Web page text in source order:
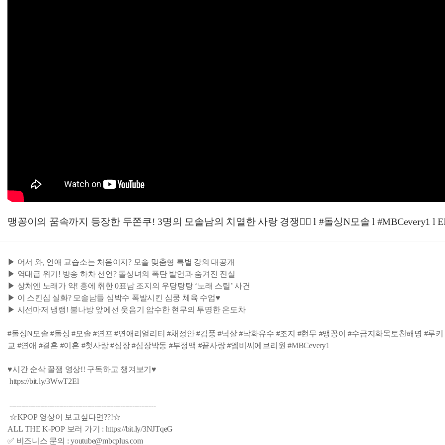
맹꽁이의 꿈속까지 등장한 두쫀쿠! 3명의 모솔남의 치열한 사랑 경쟁❤️‍🔥 l #돌싱N모솔 l #MBCevery1 l
▶ 어서 와, 연애 교습소는 처음이지? 모솔 맞춤형 특별 강의 대공개
▶ 역대급 위기! 방송 하차 선언? 돌싱녀의 폭탄 발언과 숨겨진 진실
▶ 상처엔 노래가 약! 흥에 취한 0표남 조지의 우당탕탕 ‘노래 스틸’ 사건
▶ 이 스킨십 실화? 모솔남들 심박수 폭발시킨 심쿵 체육 수업♥
▶ 시선마저 냉랭! 불나방 앞에선 웃음기 압수한 현무의 투명한 온도차
#돌싱N모솔 #돌싱 #모솔 #연프 #연애리얼리티 #채정안 #김풍 #넉살 #낙화유수 #조지 #현무 #맹꽁이 #수금지화목토천해명 #루
교 #연애 #결혼 #이혼 #첫사랑 #심장 #심장박동 #부정맥 #끝사랑 #엠비씨에브리원 #MBCevery1
♥시간 순삭 꿀잼 영상!! 구독하고 챙겨보기♥
https://bit.ly/3WwT2El
--------------------------------------------------------------
☆KPOP 영상이 보고싶다면??!☆
ALL THE K-POP 보러 가기 : https://bit.ly/3NJTqeG
✅ 비즈니스 문의 : youtube@mbcplus.com